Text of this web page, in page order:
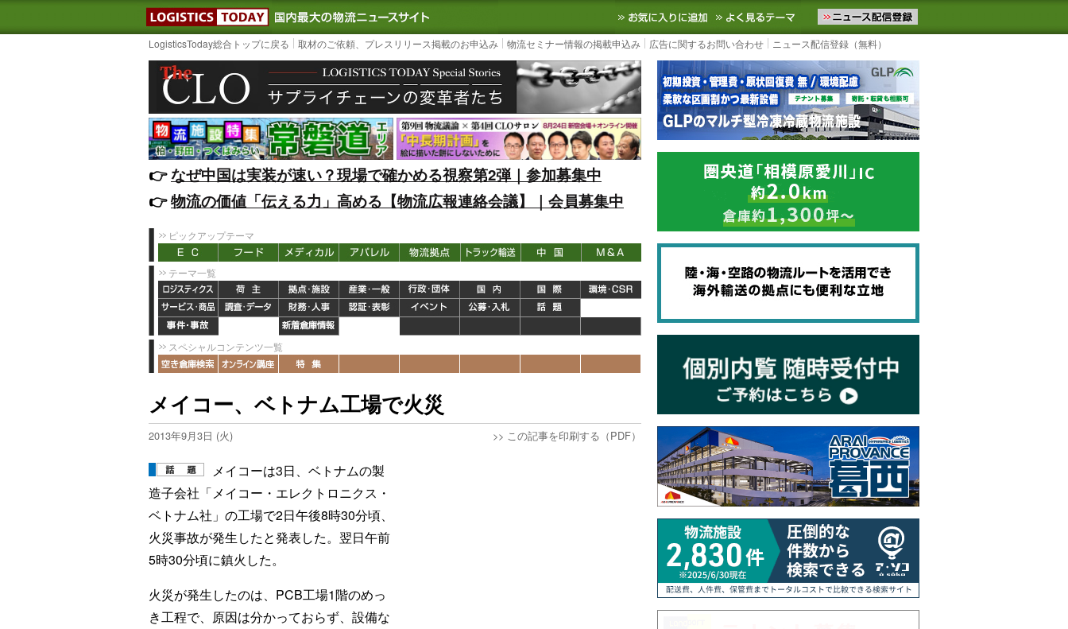
LOGISTICS TODAY｜国内最大の物流ニュースサイト3PL, SCMなど国内外の最新の物流ニュースをお届けします。物流ニュースメール配信を登録す
お気に入りに追加 よく見るテーマ
LogisticsToday総合トップに戻る 取材のご依頼、プレスリリース掲載のお申込み 物流セミナー情報の掲載申込み 広告に関するお問い合わせ ニュース配信登録（無料）
👉️なぜ中国は実装が速い？現場で確かめる視察第2弾｜参加募集中
👉️物流の価値「伝える力」高める【物流広報連絡会議】｜会員募集中
ピックアップテーマ
テーマ一覧
スペシャルコンテンツ一覧
メイコー、ベトナム工場で火災
2013年9月3日 (火) >> この記事を印刷する（PDF）
メイコーは3日、ベトナムの製
造子会社「メイコー・エレクトロニクス・
ベトナム社」の工場で2日午後8時30分頃、
火災事故が発生したと発表した。翌日午前
5時30分頃に鎮火した。
火災が発生したのは、PCB工場1階のめっ
き工程で、原因は分かっておらず、設備な